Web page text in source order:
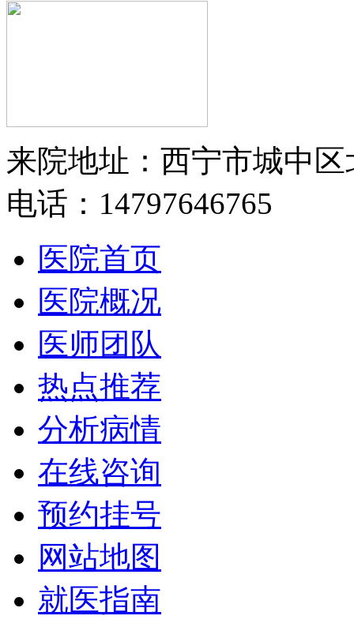
来院地址：西宁市城中区
电话：14797646765
医院首页
医院概况
医师团队
热点推荐
分析病情
在线咨询
预约挂号
网站地图
就医指南